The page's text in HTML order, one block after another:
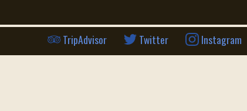
TripAdvisor Twitter Instagram